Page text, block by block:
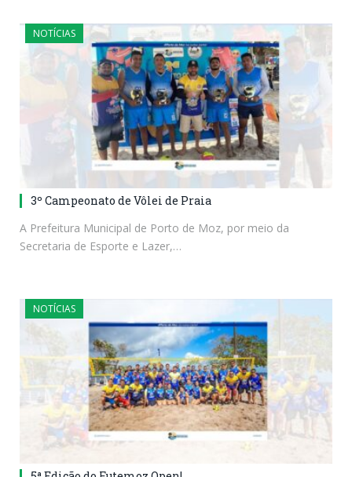
NOTÍCIAS
3º Campeonato de Vôlei de Praia
A Prefeitura Municipal de Porto de Moz, por meio da
Secretaria de Esporte e Lazer,…
NOTÍCIAS